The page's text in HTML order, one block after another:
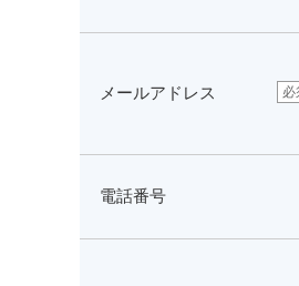
メールアドレス 必
電話番号